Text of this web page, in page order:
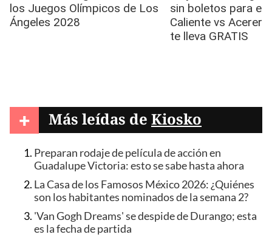
+ Más leídas de Kiosko
Preparan rodaje de película de acción en
Guadalupe Victoria: esto se sabe hasta ahora
La Casa de los Famosos México 2026: ¿Quiénes
son los habitantes nominados de la semana 2?
'Van Gogh Dreams' se despide de Durango; esta
es la fecha de partida